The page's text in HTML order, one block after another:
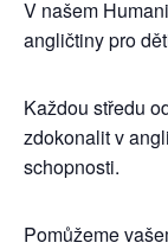
V našem
angličtiny pro
Každou středu
zdokonalit v
schopnosti.
Pomůžeme